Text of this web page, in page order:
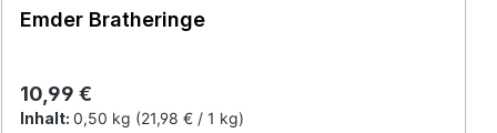
Emder Bratheringe
Regulärer Preis:
10,99 €
Inhalt:0,50 kg (21,98 € / 1 kg)